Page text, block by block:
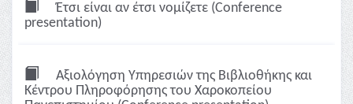
Έτσι είναι αν έτσι νομίζετε (Conference
presentation)
Αξιολόγηση Υπηρεσιών της Βιβλιοθήκης και
Κέντρου Πληροφόρησης του Χαροκοπείου